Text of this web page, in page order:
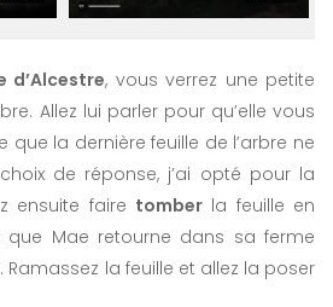
d’Alcestre, vous verrez une petite
Allez lui parler pour qu’elle vous
que la dernière feuille de l’arbre ne
de réponse, j’ai opté pour la
ensuite faire tomberla feuille en
que Mae retourne dans sa ferme
la feuille et allez la poser